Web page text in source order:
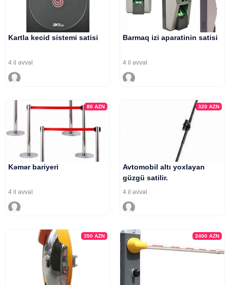
Kartla kecid sistemi satisi
4 il əvvəl
Barmaq izi aparatinin satisi
4 il əvvəl
80AZN
Kəmər bariyeri
4 il əvvəl
320 AZN
Avtomobil altı yoxlayan
güzgü satilir.
4 il əvvəl
350AZN 2400 AZN